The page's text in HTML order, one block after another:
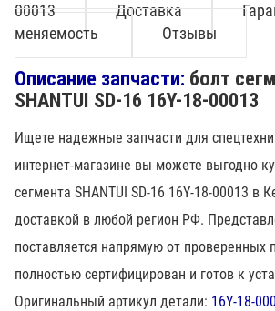
00013
Доставка
меняемость
Отзывы
Описание запчасти: болт
SHANTUI SD-16 16Y-18-00013
Ищете надежные запчасти для
интернет-магазине вы можете выгодно
сегмента SHANTUI SD-16 16Y-18-00013 в
доставкой в любой регион РФ.
поставляется напрямую от проверенных
полностью сертифицирован и готов к
Оригинальный артикул детали: 16Y-18-